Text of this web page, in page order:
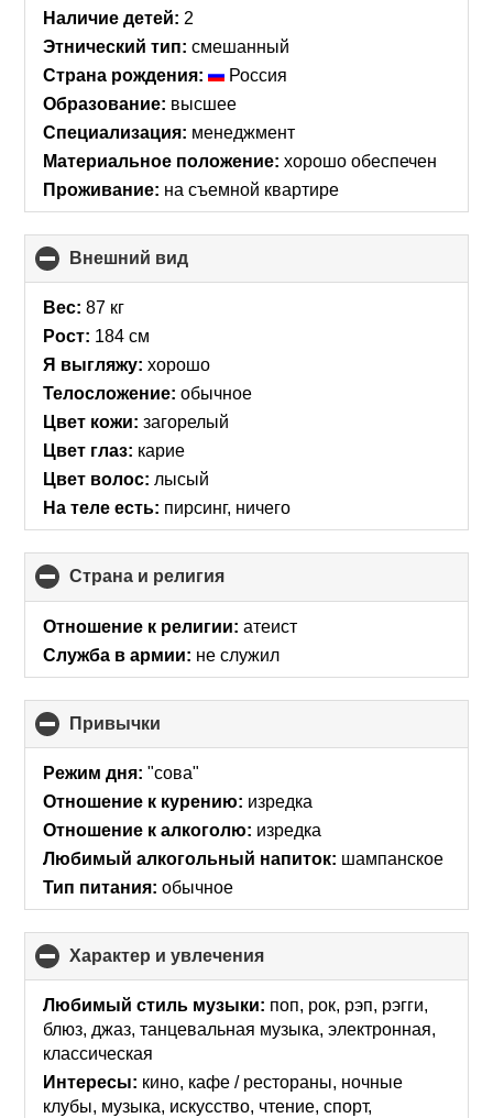
Наличие детей: 2
Этнический тип: смешанный
Страна рождения:
Россия
Образование: высшее
Специализация: менеджмент
Материальное положение: хорошо обеспечен
Проживание: на съемной квартире
Внешний вид
to
Вес: 87 кг
Рост: 184 см
Я выгляжу: хорошо
Телосложение: обычное
Цвет кожи: загорелый
Цвет глаз: карие
Цвет волос: лысый
На теле есть: пирсинг, ничего
Страна и религия
to
collapse
Отношение к религии: атеист
Служба в армии: не служил
Привычки
to
collapse
Режим дня: "сова"
Отношение к курению: изредка
Отношение к алкоголю: изредка
Любимый алкогольный напиток: шампанское
Тип питания: обычное
Характер и увлечения
to
collapse
contents
Любимый стиль музыки: поп, рок, рэп, рэгги,
блюз, джаз, танцевальная музыка, электронная,
классическая
Интересы: кино, кафе / рестораны, ночные
клубы, музыка, искусcтво, чтение, спорт,